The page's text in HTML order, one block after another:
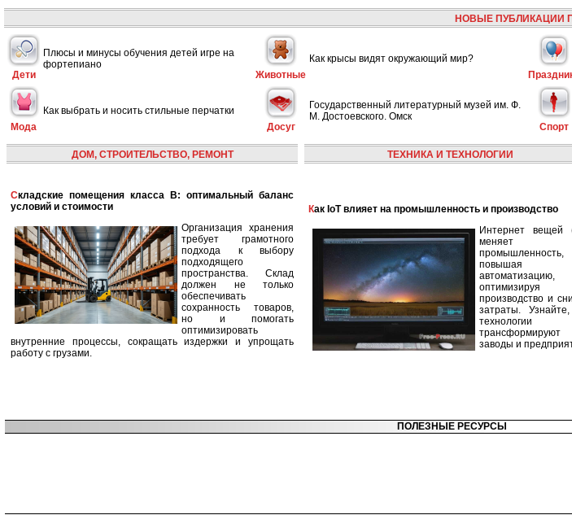
НОВЫЕ ПУБЛИКАЦИИ
Дети
Плюсы и минусы обучения детей игре на
фортепиано
Животные
Как крысы видят окружающий мир?
Мода
Как выбрать и носить стильные перчатки
Досуг
Государственный литературный музей им. Ф.
М. Достоевского. Омск
Спорт
ДОМ, СТРОИТЕЛЬСТВО, РЕМОНТ
Складские помещения класса B: оптимальный баланс
условий и стоимости
Организация хранения
требует грамотного
подхода к выбору
подходящего
пространства. Склад
должен не только
обеспечивать
сохранность товаров,
но и помогать
оптимизировать
внутренние процессы, сокращать издержки и упрощать
работу с грузами.
ТЕХНИКА И ТЕХНОЛОГИИ
Как IoT влияет на промышленность и производство
Интернет вещей
меняет
промышленность,
повышая
автоматизацию,
оптимизируя
производство и
затраты.
технологии
трансформируют
заводы и
ПОЛЕЗНЫЕ РЕСУРСЫ